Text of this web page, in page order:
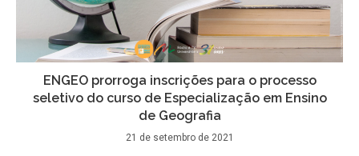
ENGEO prorroga inscrições para o processo
seletivo do curso de Especialização em Ensino
de Geografia
21 de setembro de 2021